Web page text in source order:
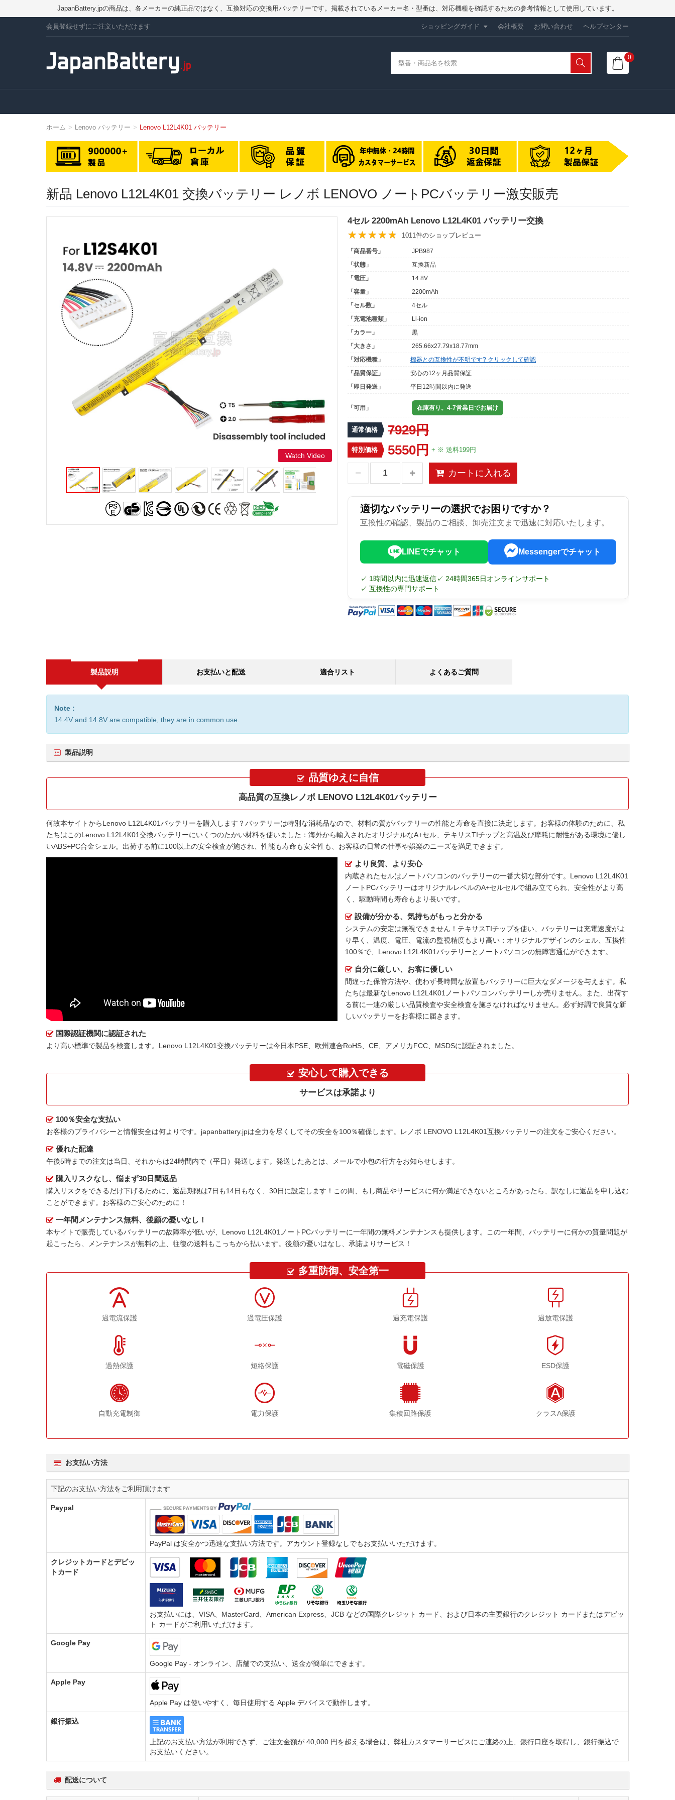
JapanBattery.jpの商品は、各メーカーの純正品ではなく、互換対応の交換用バッテリーです。掲載されているメーカー名・型番は、対応機種を確認するための参考情報として使用しています。
会員登録せずにご注文いただけます ショッピングガイド 会社概要 お問い合わせ ヘルプセンター
0
ホーム Lenovo バッテリー Lenovo L12L4K01 バッテリー
新品 Lenovo L12L4K01 交換バッテリー レノボ LENOVO ノートPCバッテリー激安販売
Watch Video
4セル 2200mAh Lenovo L12L4K01 バッテリー交換
1011件のショップレビュー
「商品番号」
JPB987
「状態」
互換新品
「電圧」
14.8V
「容量」
2200mAh
「セル数」
4セル
「充電池種類」
Li-ion
「カラー」
黒
「大きさ」
265.66x27.79x18.77mm
「対応機種」
機器との互換性が不明です? クリックして確認
「品質保証」
安心の12ヶ月品質保証
「即日発送」
平日12時間以内に発送
「可用」 在庫有り。4-7営業日でお届け
通常価格 7929円
特別価格 5550円 + ※ 送料199円
カートに入れる
適切なバッテリーの選択でお困りですか？
互換性の確認、製品のご相談、卸売注文まで迅速に対応いたします。
LINEでチャット Messengerでチャット
✓ 1時間以内に迅速返信✓ 24時間365日オンラインサポート
✓ 互換性の専門サポート
製品説明 お支払いと配送 適合リスト よくあるご質問
Note :
14.4V and 14.8V are compatible, they are in common use.
製品説明
品質ゆえに自信
高品質の互換レノボ LENOVO L12L4K01バッテリー
何故本サイトからLenovo L12L4K01バッテリーを購入します？バッテリーは特別な消耗品なので、材料の質がバッテリーの性能と寿命を直接に決定します。お客様の体験のために、私
たちはこのLenovo L12L4K01交換バッテリーにいくつのたかい材料を使いました：海外から輸入されたオリジナルなA+セル、テキサスTIチップと高温及び摩耗に耐性がある環境に優し
いABS+PC合金シェル。出荷する前に100以上の安全検査が施され、性能も寿命も安全性も、お客様の日常の仕事や娯楽のニーズを満足できます。
より良質、より安心
内蔵されたセルはノートパソコンのバッテリーの一番大切な部分です。 Lenovo L12L4K01
ノートPCバッテリーはオリジナルレベルのA+セルセルで組み立てられ、安全性がより高
く、駆動時間も寿命もより長いです。
設備が分かる、気持ちがもっと分かる
システムの安定は無視できません！テキサスTIチップを使い、バッテリーは充電速度がよ
り早く、温度、電圧、電流の監視精度もより高い；オリジナルデザインのシェル、互換性
100％で、Lenovo L12L4K01バッテリーとノートパソコンの無障害通信ができます。
自分に厳しい、お客に優しい
間違った保管方法や、使わず長時間な放置もバッテリーに巨大なダメージを与えます。私
たちは最新なLenovo L12L4K01ノートパソコンバッテリー しか売りません。また、出荷す
る前に一連の厳しい品質検査や安全検査を施さなければなりません。必ず好調で良質な新
しいバッテリーをお客様に届きます。
国際認証機関に認証された
より高い標準で製品を検査します。Lenovo L12L4K01交換バッテリーは今日本PSE、欧州連合RoHS、CE、アメリカFCC、MSDSに認証されました。
安心して購入できる
サービスは承諾より
100％安全な支払い
お客様のプライバシーと情報安全は何よりです。japanbattery.jpは全力を尽くしてその安全を100％確保します。 レノボ LENOVO L12L4K01互換バッテリーの注文をご安心ください。
優れた配達
午後5時までの注文は当日、それからは24時間内で（平日）発送します。発送したあとは、メールで小包の行方をお知らせします。
購入リスクなし、悩まず30日間返品
購入リスクをできるだけ下げるために、返品期限は7日も14日もなく、30日に設定します！この間、もし商品やサービスに何か満足できないところがあったら、訳なしに返品を申し込む
ことができます。お客様のご安心のために！
一年間メンテナンス無料、後顧の憂いなし！
本サイトで販売しているバッテリーの故障率が低いが、 Lenovo L12L4K01ノートPCバッテリーに一年間の無料メンテナンスも提供します。この一年間、バッテリーに何かの質量問題が
起こったら、メンテナンスが無料の上、往復の送料もこっちから払います。後顧の憂いはなし、承諾よりサービス！
多重防御、安全第一
過電流保護 過電圧保護 過充電保護 過放電保護
過熱保護 短絡保護 電磁保護 ESD保護
自動充電制御 電力保護 集積回路保護 クラスA保護
お支払い方法
下記のお支払い方法をご利用頂けます
Paypal
PayPal は安全かつ迅速な支払い方法です。アカウント登録なしでもお支払いいただけます。
クレジットカードとデビッ
トカード
お支払いには、VISA、MasterCard、American Express、JCB などの国際クレジット カード、および日本の主要銀行のクレジット カードまたはデビッ
ト カードがご利用いただけます。
Google Pay
Google Pay - オンライン、店舗での支払い、送金が簡単にできます。
Apple Pay
Apple Pay は使いやすく、毎日使用する Apple デバイスで動作します。
銀行振込
上記のお支払い方法が利用できず、ご注文金額が 40,000 円を超える場合は、弊社カスタマーサービスにご連絡の上、銀行口座を取得し、銀行振込で
お支払いください。
配送について